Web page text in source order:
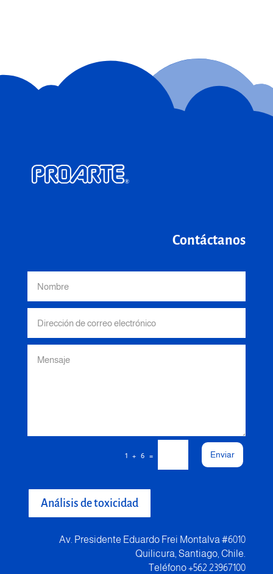
Contáctanos
1 + 6 = Enviar
Análisis de toxicidad
Av. Presidente Eduardo Frei Montalva #6010
Quilicura, Santiago, Chile.
Teléfono +562 23967100